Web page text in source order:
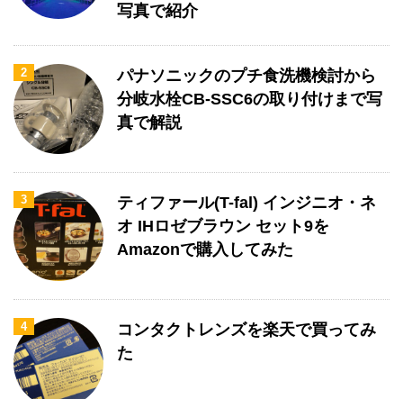
写真で紹介
2
パナソニックのプチ食洗機検討から
分岐水栓CB-SSC6の取り付けまで写
真で解説
3
ティファール(T-fal) インジニオ・ネ
オ IHロゼブラウン セット9を
Amazonで購入してみた
4
コンタクトレンズを楽天で買ってみ
た